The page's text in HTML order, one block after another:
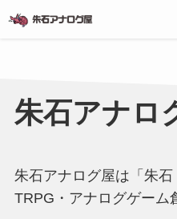
朱石アナ
朱石アナログ屋は「朱
TRPG・アナログゲーム